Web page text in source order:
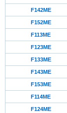
F142ME
F152ME
F113ME
F123ME
F133ME
F143ME
F153ME
F114ME
F124ME